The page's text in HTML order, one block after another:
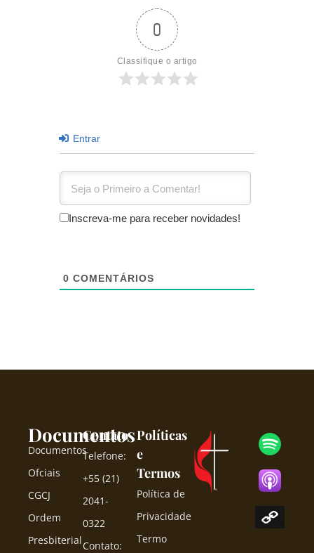
0
Classifique o artigo
Entrar
Inscreva-me para receber novidades!
0 COMENTÁRIOS
Documentos
Documentos
Ofciais
CGCJ
Ordem
Presbiterial
Contato
Telefone:
+55 (21)
2041-
0322
Contato:
Políticas
e
Termos
Política de
Privacidade
Termo